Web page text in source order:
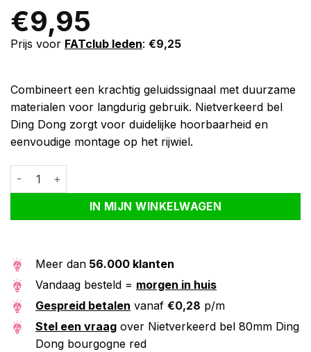
€9,95
Prijs voor FATclub leden: €9,25
Combineert een krachtig geluidssignaal met duurzame
materialen voor langdurig gebruik. Nietverkeerd bel
Ding Dong zorgt voor duidelijke hoorbaarheid en
eenvoudige montage op het rijwiel.
Nietverkeerd bel 80mm Ding Dong bourgogne red aantal
IN MIJN WINKELWAGEN
Alternative:
Meer dan 56.000 klanten
Vandaag besteld = morgen in huis
Gespreid betalen vanaf €0,28 p/m
Stel een vraag over Nietverkeerd bel 80mm Ding
Dong bourgogne red